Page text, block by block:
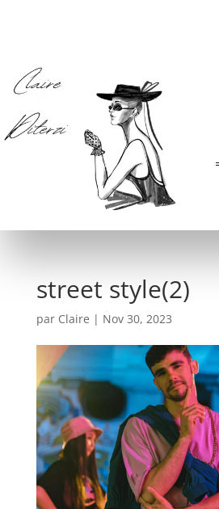
street style(2)
par Claire | Nov 30, 2023